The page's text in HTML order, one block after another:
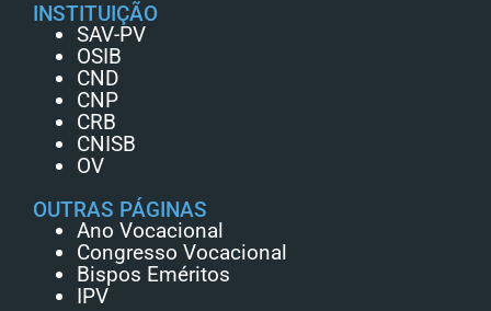
INSTITUIÇÃO
SAV-PV
OSIB
CND
CNP
CRB
CNISB
OV
OUTRAS PÁGINAS
Ano Vocacional
Congresso Vocacional
Bispos Eméritos
IPV